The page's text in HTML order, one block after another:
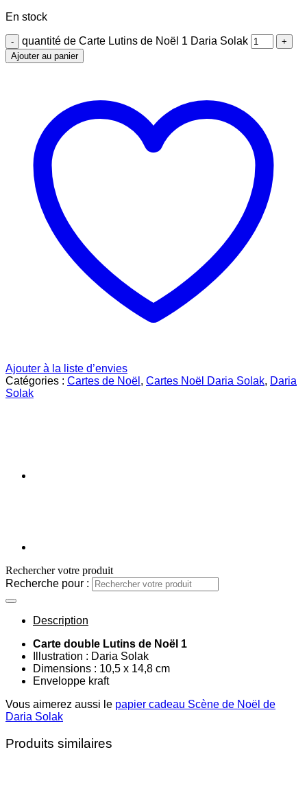
En stock
quantité de Carte Lutins de Noël 1 Daria Solak
Ajouter au panier
Ajouter à la liste d’envies
Catégories : Cartes de Noël , Cartes Noël Daria Solak, Daria
Solak
Rechercher votre produit
Recherche pour :
Description
Carte double Lutins de Noël 1
Illustration : Daria Solak
Dimensions : 10,5 x 14,8 cm
Enveloppe kraft
Vous aimerez aussi le papier cadeau Scène de Noël de
Daria Solak
Produits similaires